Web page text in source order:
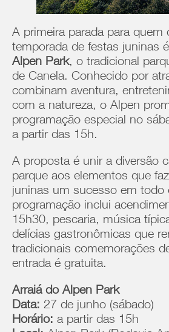
A primeira parada para quem
temporada de festas juninas
Alpen Park, o tradicional
de Canela. Conhecido por
combinam aventura,
com a natureza, o Alpen
programação especial no
a partir das 15h.
A proposta é unir a diversão
parque aos elementos que
juninas um sucesso em todo
programação inclui
15h30, pescaria, música
delícias gastronômicas que
tradicionais comemorações
entrada é gratuita.
Arraiá do Alpen Park
Data: 27 de junho (sábado)
Horário: a partir das 15h